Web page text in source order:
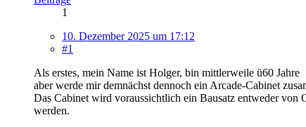
1
10. Dezember 2025 um 17:12
#1
Als erstes, mein Name ist Holger, bin mittlerweile ü60 Jahre
aber werde mir demnächst dennoch ein Arcade-Cabinet
Das Cabinet wird voraussichtlich ein Bausatz entweder von
werden.